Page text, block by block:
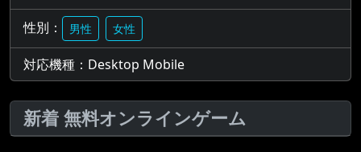
性別： 男性 女性
対応機種：Desktop Mobile
新着 無料オンラインゲーム